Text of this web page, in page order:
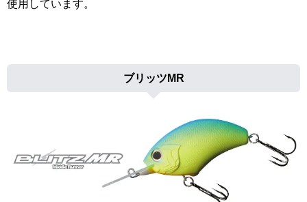
使用しています。
ブリッツMR